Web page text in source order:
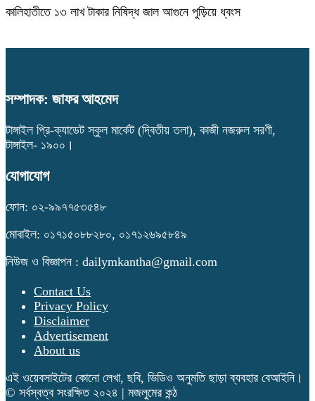
কালিহাতীতে ১৩ লাখ টাকার নিষিদ্ধ জাল আগুনে পুড়িয়ে ধ্বংস
সম্পাদক: জাফর আহমেদ
টাঙ্গাইল প্রি-ক্যাডেট স্কুল মার্কেট (দ্বিতীয় তলা), কাজী নজরুল সরণী,
টাঙ্গাইল- ১৯০০।
যোগাযোগ
ফোন: ০২-৯৯৭৭৫৩৫৪৮
মোবাইল: ০১৭১৫০৮৮২৮০, ০১৭১২৬৯৫৮৪৯
নিউজ ও বিজ্ঞাপন : dailymkantha@gmail.com
Contact Us
Privacy Policy
Disclaimer
Advertisement
About us
এই ওয়েবসাইটের কোনো লেখা, ছবি, ভিডিও অনুমতি ছাড়া ব্যবহার বেআইনি।
© সর্বস্বত্ব সংরক্ষিত ২০২৪ | মজলুমের কন্ঠ